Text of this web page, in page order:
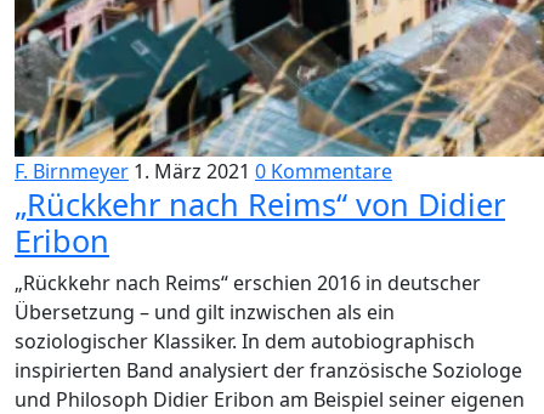
F. Birnmeyer 1. März 2021 0 Kommentare
„Rückkehr nach Reims“ von Didier
Eribon
„Rückkehr nach Reims“ erschien 2016 in deutscher
Übersetzung – und gilt inzwischen als ein
soziologischer Klassiker. In dem autobiographisch
inspirierten Band analysiert der französische Soziologe
und Philosoph Didier Eribon am Beispiel seiner eigenen